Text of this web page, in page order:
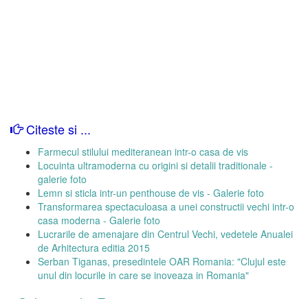
Citeste si ...
Farmecul stilului mediteranean intr-o casa de vis
Locuinta ultramoderna cu origini si detalii traditionale -
galerie foto
Lemn si sticla intr-un penthouse de vis - Galerie foto
Transformarea spectaculoasa a unei constructii vechi intr-o
casa moderna - Galerie foto
Lucrarile de amenajare din Centrul Vechi, vedetele Anualei
de Arhitectura editia 2015
Serban Tiganas, presedintele OAR Romania: "Clujul este
unul din locurile in care se inoveaza in Romania"